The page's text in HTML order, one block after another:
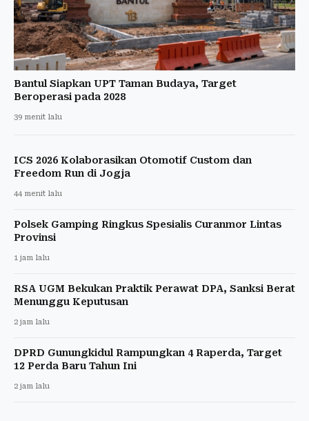
Bantul Siapkan UPT Taman Budaya, Target
Beroperasi pada 2028
39 menit lalu
ICS 2026 Kolaborasikan Otomotif Custom dan
Freedom Run di Jogja
44 menit lalu
Polsek Gamping Ringkus Spesialis Curanmor Lintas
Provinsi
1 jam lalu
RSA UGM Bekukan Praktik Perawat DPA, Sanksi Berat
Menunggu Keputusan
2 jam lalu
DPRD Gunungkidul Rampungkan 4 Raperda, Target
12 Perda Baru Tahun Ini
2 jam lalu